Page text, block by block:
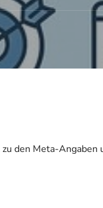
den Meta-Angaben